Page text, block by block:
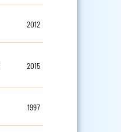
2012
2015
1997